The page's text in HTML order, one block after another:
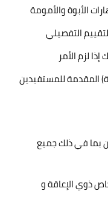
الأبوة والأمومة
التفصيلي
لزم الأمر
المقدمة للمستفيدين
بما في ذلك جميع
ذوي الإعاقة و